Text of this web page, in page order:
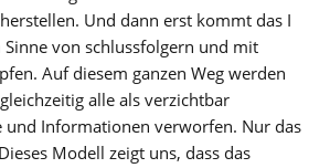
Und dann erst kommt das I
von schlussfolgern und mit
Auf diesem ganzen Weg werden
alle als verzichtbar
und Informationen verworfen. Nur das
Modell zeigt uns, dass das